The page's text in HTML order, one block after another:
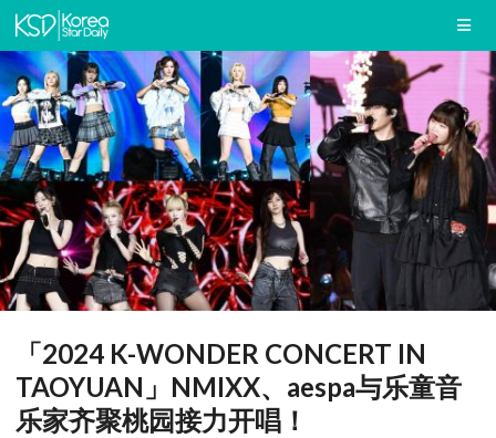
「2024 K-WONDER CONCERT IN
TAOYUAN」NMIXX、aespa与乐童音
乐家齐聚桃园接力开唱！